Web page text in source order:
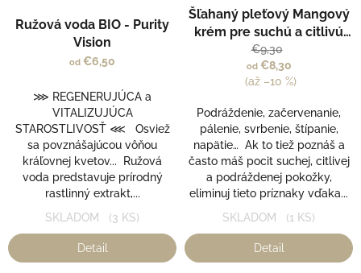
hodnotenie
produktu
je
5,0
5
hviezdičiek.
Ružová voda BIO - Purity
Vision
od €6,50
⋙ REGENERUJÚCA a
VITALIZUJÚCA
STAROSTLIVOSŤ ⋘ Osviež
sa povznášajúcou vôňou
kráľovnej kvetov... Ružová
voda predstavuje prírodný
rastlinný extrakt,...
SKLADOM (3 KS)
Detail
hodnotenie
produktu
je
5,0
z
hviezdičiek.
Šľahaný pleťový Mangový
krém pre suchú a citlivú
pleť - Kvitok
€9,30
od€8,30
(až –10 %)
Podráždenie, začervenanie,
pálenie, svrbenie, štípanie,
napätie… Ak to tiež poznáš a
často máš pocit suchej, citlivej
a podráždenej pokožky,
eliminuj tieto príznaky vďaka...
SKLADOM (1 KS)
Detail